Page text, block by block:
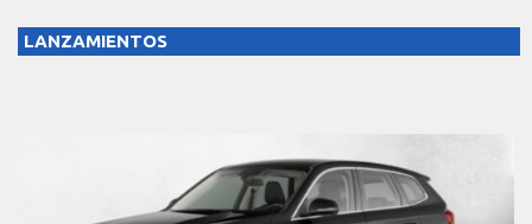
LANZAMIENTOS